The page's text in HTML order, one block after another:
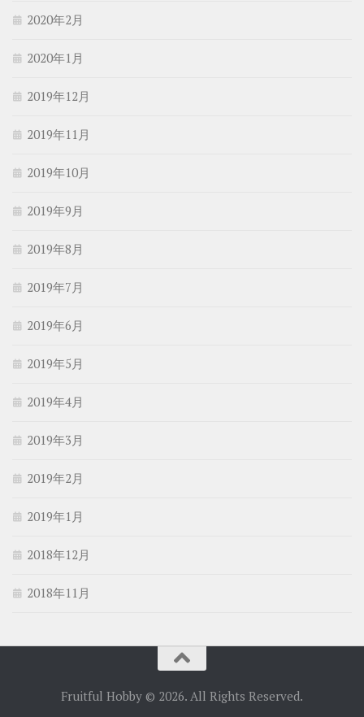
2020年2月
2020年1月
2019年12月
2019年11月
2019年10月
2019年9月
2019年8月
2019年7月
2019年6月
2019年5月
2019年4月
2019年3月
2019年2月
2019年1月
2018年12月
2018年11月
Fruitful Hobby © 2026. All Rights Reserved.